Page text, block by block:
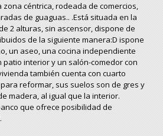
céntrica, rodeada de comercios,
de guaguas.. .Está situada en la
2 alturas, sin ascensor, dispone de
de la siguiente manera:D ispone
un aseo, una cocina independiente
patio interior y un salón-comedor con
también cuenta con cuarto
reformar, sus suelos son de gres y
madera, al igual que la interior.
que ofrece posibilidad de